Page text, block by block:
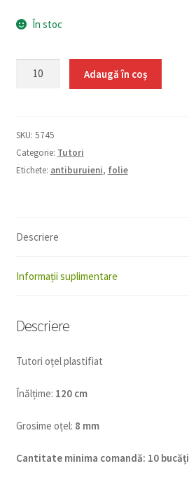
În stoc
Cantitate
120
cm
-
Adaugă în coș
SKU: 5745
Categorie: Tutori
Etichete: antiburuieni, folie
Descriere
Informații suplimentare
Descriere
Tutori oțel plastifiat
Înălțime: 120 cm
Grosime oțel: 8 mm
Cantitate minima comandă: 10 bucăți